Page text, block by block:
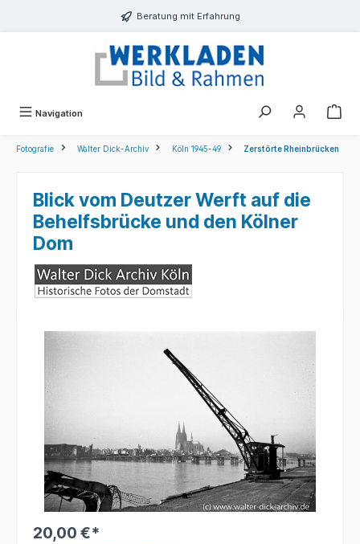
Beratung mit Erfahrung
Navigation
Fotografie Walter Dick-Archiv Köln 1945-49 Zerstörte Rheinbrücken
Blick vom Deutzer Werft auf die
Behelfsbrücke und den Kölner
Dom
20,00 €*